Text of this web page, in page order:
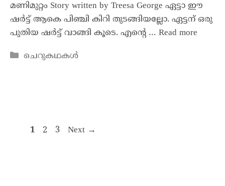
മണിമുറ്റം Story written by Treesa George ഏട്ടാ ഈ
ഷർട്ട്‌ ആകെ പിഞ്ചി കിറി തുടങ്ങിയല്ലോ. ഏട്ടന് ഒരു
പുതിയ ഷർട്ട്‌ വാങ്ങി കൂടെ. എന്റെ … Read more
ചെറുകഥകൾ
1 2 3 Next →